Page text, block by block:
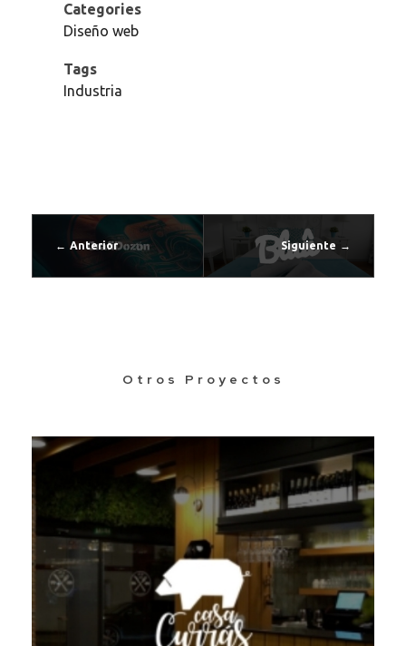
Categories
Diseño web
Tags
Industria
Anterior Siguiente
Otros Proyectos